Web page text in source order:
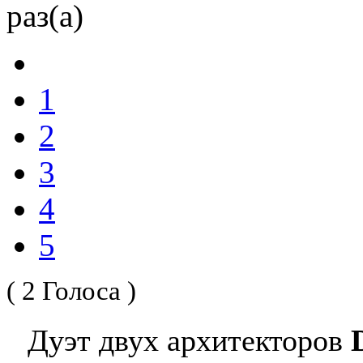
раз(а)
1
2
3
4
5
( 2 Голоса )
Дуэт двух архитекторов